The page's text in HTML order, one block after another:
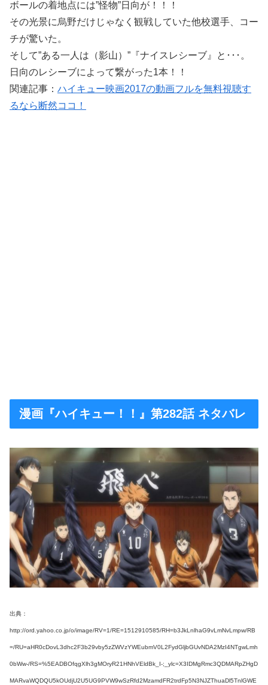
ボールの着地点には”怪物”日向が！！！
その光景に烏野だけじゃなく観戦していた他校選手、コー
チが驚いた。
そして”ある一人は（影山）”『ナイスレシーブ』と･･･。
日向のレシーブによって繋がった1本！！
関連記事： ハイキュー映画2017の動画フルを無料視聴す
るなら断然ココ！
漫画『ハイキュー！！』第282話 ネタバレ
出典：
http://ord.yahoo.co.jp/o/image/RV=1/RE=1512910585/RH=b3JkLnlhaG9vLmNvLmpw/RB
=/RU=aHR0cDovL3dhc2F3b29vby5zZWVzYWEubmV0L2FydGljbGUvNDA2MzI4NTgwLmh
0bWw-/RS=%5EADBOfqgXlh3gMOryR21HNhVEldBk_I-;_ylc=X3IDMgRmc3QDMARpZHgD
MARvaWQDQU5kOUdjU2U5UG9PVW9wSzRfd2MzamdFR2trdFp5N3NJZThuaDl5TnlGWE